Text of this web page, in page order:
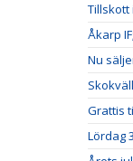
Tillskott
Åkarp
Nu
Grattis
Lördag